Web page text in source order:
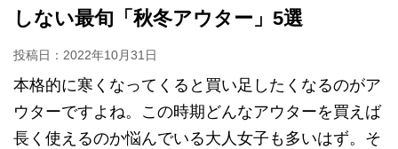
しない最旬「秋冬アウター」5選
投稿日： 2022年10月31日
本格的に寒くなってくると買い足したくなるのがア
ウターですよね。この時期どんなアウターを買えば
長く使えるのか悩んでいる大人女子も多いはず。そ